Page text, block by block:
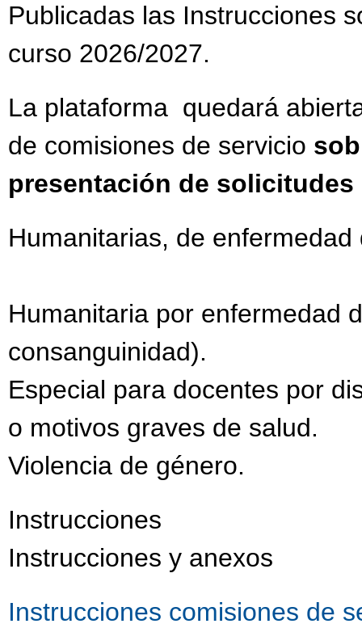
Publicadas las Instrucciones
curso 2026/2027.
La plataforma quedará
de comisiones de servicio
presentación de solicitudes
Humanitarias, de
Humanitaria por enfermedad
consanguinidad).
Especial para docentes por
o motivos graves de salud.
Violencia de género.
Instrucciones
Instrucciones y anexos
Instrucciones comisiones de